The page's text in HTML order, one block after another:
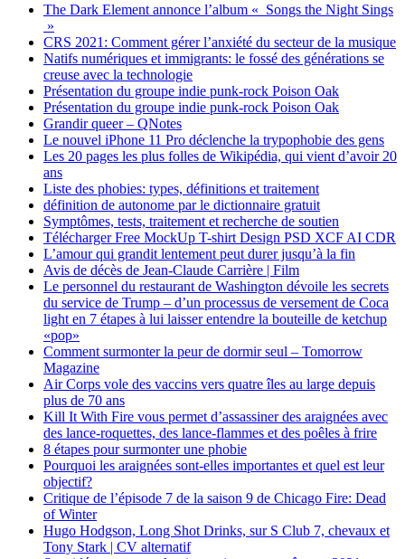
The Dark Element annonce l’album « Songs the Night Sings
»
CRS 2021: Comment gérer l’anxiété du secteur de la musique
Natifs numériques et immigrants: le fossé des générations se
creuse avec la technologie
Présentation du groupe indie punk-rock Poison Oak
Présentation du groupe indie punk-rock Poison Oak
Grandir queer – QNotes
Le nouvel iPhone 11 Pro déclenche la trypophobie des gens
Les 20 pages les plus folles de Wikipédia, qui vient d’avoir 20
ans
Liste des phobies: types, définitions et traitement
définition de autonome par le dictionnaire gratuit
Symptômes, tests, traitement et recherche de soutien
Télécharger Free MockUp T-shirt Design PSD XCF AI CDR
L’amour qui grandit lentement peut durer jusqu’à la fin
Avis de décès de Jean-Claude Carrière | Film
Le personnel du restaurant de Washington dévoile les secrets
du service de Trump – d’un processus de versement de Coca
light en 7 étapes à lui laisser entendre la bouteille de ketchup
«pop»
Comment surmonter la peur de dormir seul – Tomorrow
Magazine
Air Corps vole des vaccins vers quatre îles au large depuis
plus de 70 ans
Kill It With Fire vous permet d’assassiner des araignées avec
des lance-roquettes, des lance-flammes et des poêles à frire
8 étapes pour surmonter une phobie
Pourquoi les araignées sont-elles importantes et quel est leur
objectif?
Critique de l’épisode 7 de la saison 9 de Chicago Fire: Dead
of Winter
Hugo Hodgson, Long Shot Drinks, sur S Club 7, chevaux et
Tony Stark | CV alternatif